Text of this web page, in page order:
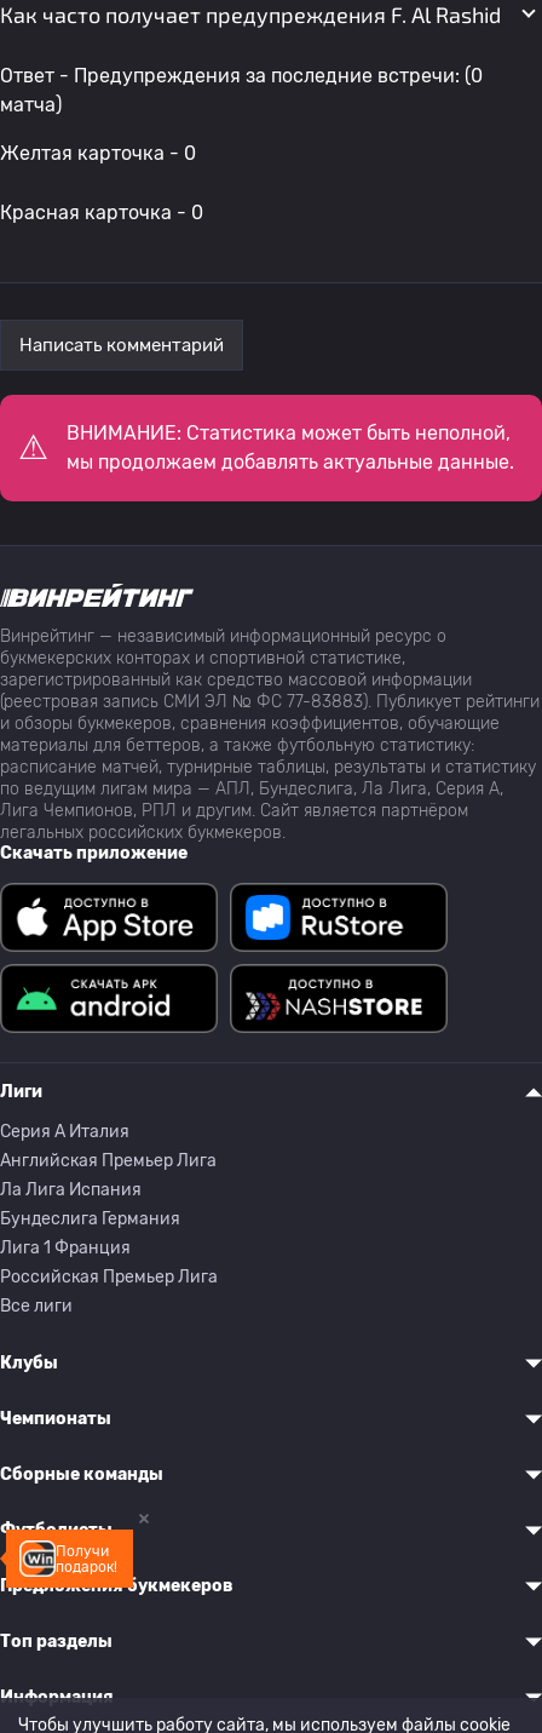
Как часто получает предупреждения F. Al Rashid
Ответ - Предупреждения за последние встречи: (0
матча)
Желтая карточка - 0
Красная карточка - 0
Написать комментарий
ВНИМАНИЕ: Статистика может быть неполной,
мы продолжаем добавлять актуальные данные.
Получи
подарок!
Винрейтинг — независимый информационный ресурс о
букмекерских конторах и спортивной статистике,
зарегистрированный как средство массовой информации
(реестровая запись СМИ ЭЛ № ФС 77-83883). Публикует рейтинги
и обзоры букмекеров, сравнения коэффициентов, обучающие
материалы для беттеров, а также футбольную статистику:
расписание матчей, турнирные таблицы, результаты и статистику
по ведущим лигам мира — АПЛ, Бундеслига, Ла Лига, Серия А,
Лига Чемпионов, РПЛ и другим. Сайт является партнёром
легальных российских букмекеров.
Скачать приложение
Лиги
Серия A Италия
Английская Премьер Лига
Ла Лига Испания
Бундеслига Германия
Лига 1 Франция
Российская Премьер Лига
Все лиги
Клубы
Чемпионаты
Сборные команды
Футболисты
Предложения букмекеров
Топ разделы
Информация
Чтобы улучшить работу сайта, мы используем файлы cookie